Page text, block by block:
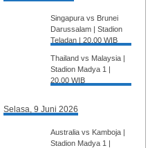
Singapura vs Brunei
Darussalam | Stadion
Teladan | 20.00 WIB
Thailand vs Malaysia |
Stadion Madya 1 |
20.00 WIB
Selasa, 9 Juni 2026
Australia vs Kamboja |
Stadion Madya 1 |